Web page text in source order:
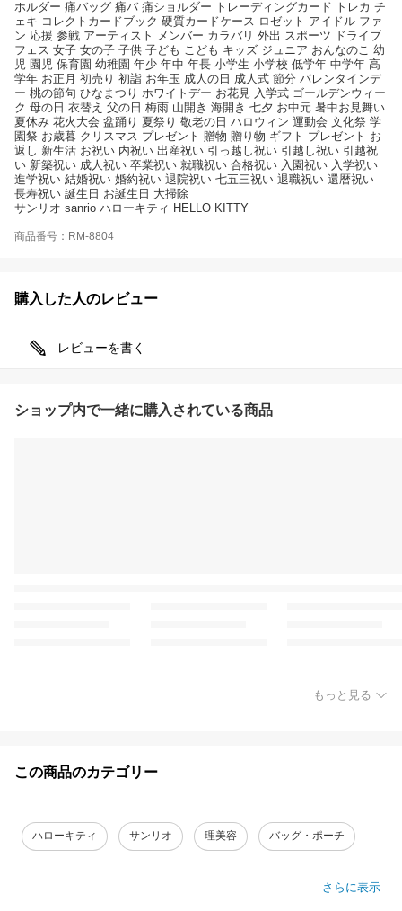
ホルダー 痛バッグ 痛バ 痛ショルダー トレーディングカード トレカ チ
ェキ コレクトカードブック 硬質カードケース ロゼット アイドル ファ
ン 応援 参戦 アーティスト メンバー カラバリ 外出 スポーツ ドライブ
フェス 女子 女の子 子供 子ども こども キッズ ジュニア おんなのこ 幼
児 園児 保育園 幼稚園 年少 年中 年長 小学生 小学校 低学年 中学年 高
学年 お正月 初売り 初詣 お年玉 成人の日 成人式 節分 バレンタインデ
ー 桃の節句 ひなまつり ホワイトデー お花見 入学式 ゴールデンウィー
ク 母の日 衣替え 父の日 梅雨 山開き 海開き 七夕 お中元 暑中お見舞い
夏休み 花火大会 盆踊り 夏祭り 敬老の日 ハロウィン 運動会 文化祭 学
園祭 お歳暮 クリスマス プレゼント 贈物 贈り物 ギフト プレゼント お
返し 新生活 お祝い 内祝い 出産祝い 引っ越し祝い 引越し祝い 引越祝
い 新築祝い 成人祝い 卒業祝い 就職祝い 合格祝い 入園祝い 入学祝い
進学祝い 結婚祝い 婚約祝い 退院祝い 七五三祝い 退職祝い 還暦祝い
長寿祝い 誕生日 お誕生日 大掃除
サンリオ sanrio ハローキティ HELLO KITTY
商品番号：RM-8804
購入した人のレビュー
レビューを書く
ショップ内で一緒に購入されている商品
もっと見る
この商品のカテゴリー
ハローキティ サンリオ 理美容 バッグ・ポーチ
さらに表示